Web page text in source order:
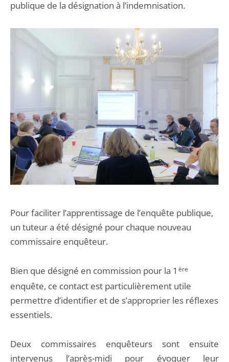
publique de la désignation à l’indemnisation.
Pour faciliter l’apprentissage de l’enquête publique,
un tuteur a été désigné pour chaque nouveau
commissaire enquêteur.
Bien que désigné en commission pour la 1 ère
enquête, ce contact est particulièrement utile
permettre d’identifier et de s’approprier les réflexes
essentiels.
Deux commissaires enquêteurs sont ensuite
intervenus l’après-midi pour évoquer leur